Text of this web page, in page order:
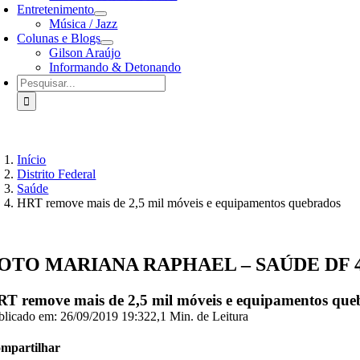
Entretenimento
Música / Jazz
Colunas e Blogs
Gilson Araújo
Informando & Detonando
Buscar
resultados
para:
Início
Distrito Federal
Saúde
HRT remove mais de 2,5 mil móveis e equipamentos quebrados​
MARIANA RAPHAEL – SAÚDE DF
remove mais de 2,5 mil móveis e equipamentos
em: 26/09/2019 19:322,1 Min. de Leitura